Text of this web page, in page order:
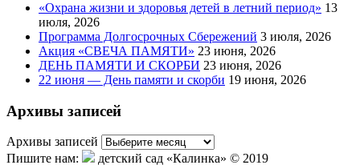
«Охрана жизни и здоровья детей в летний период» 13
июля, 2026
Программа Долгосрочных Сбережений 3 июля, 2026
Акция «СВЕЧА ПАМЯТИ» 23 июня, 2026
ДЕНЬ ПАМЯТИ И СКОРБИ 23 июня, 2026
22 июня — День памяти и скорби 19 июня, 2026
Архивы записей
Архивы записей
Пишите нам:
детский сад «Калинка» © 2019